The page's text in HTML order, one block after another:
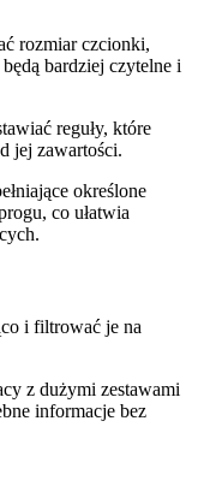
rozmiar czcionki,
bardziej czytelne i
reguły, które
jej zawartości.
określone
co ułatwia
i filtrować je na
z dużymi zestawami
informacje bez